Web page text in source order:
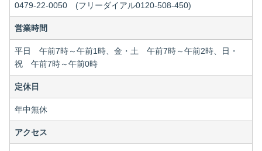
0479-22-0050 (フリーダイアル0120-508-450)
営業時間
平日 午前7時～午前1時、金・土 午前7時～午前2時、日・
祝 午前7時～午前0時
定休日
年中無休
アクセス